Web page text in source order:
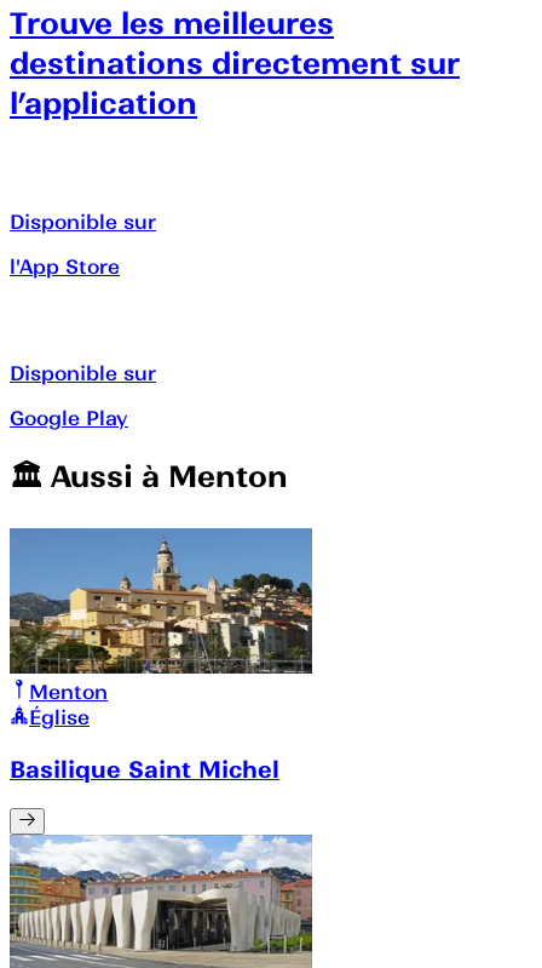
Trouve les meilleures
destinations directement sur
l’application
Disponible sur
l'App Store
Disponible sur
Google Play
🏛️️ Aussi à Menton
Menton
Église
Basilique Saint Michel